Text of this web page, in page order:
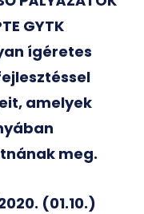
GYTK
ígéretes
amelyek
meg.
(01.10.)